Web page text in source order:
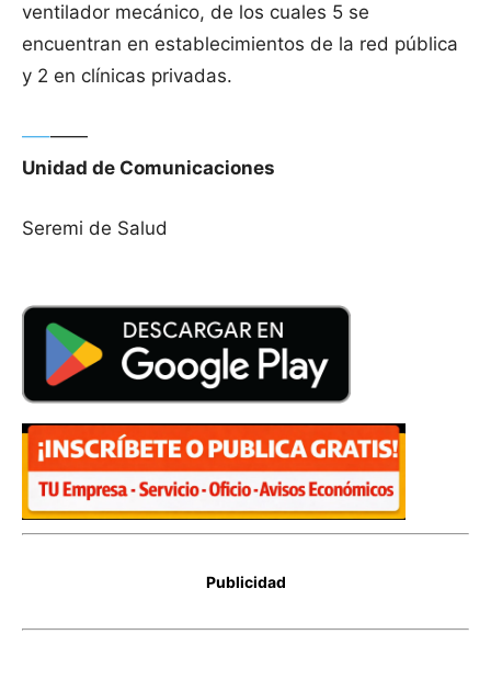
ventilador mecánico, de los cuales 5 se
encuentran en establecimientos de la red pública
y 2 en clínicas privadas.
—–——
Unidad de Comunicaciones
Seremi de Salud
Publicidad